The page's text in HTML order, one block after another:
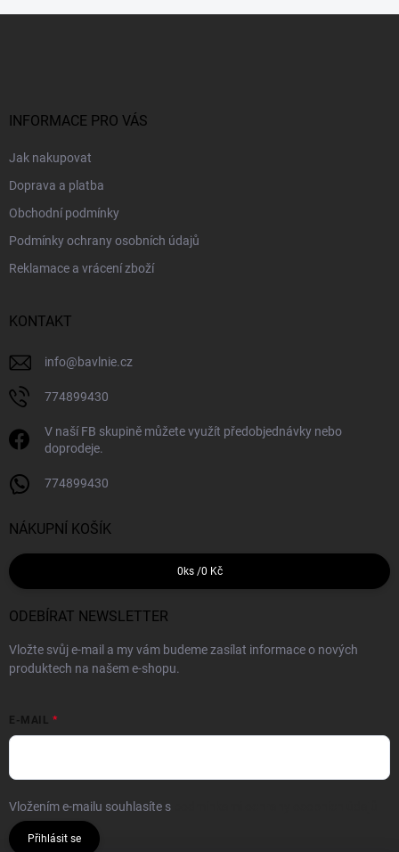
INFORMACE PRO VÁS
Jak nakupovat
Doprava a platba
Obchodní podmínky
Podmínky ochrany osobních údajů
Reklamace a vrácení zboží
KONTAKT
info@bavlnie.cz
774899430
V naší FB skupině můžete využít předobjednávky nebo
doprodeje.
774899430
NÁKUPNÍ KOŠÍK
0 ks /0 Kč
ODEBÍRAT NEWSLETTER
Vložte svůj e-mail a my vám budeme zasílat informace o nových
produktech na našem e-shopu.
E-MAIL
Vložením e-mailu souhlasíte s
Přihlásit se